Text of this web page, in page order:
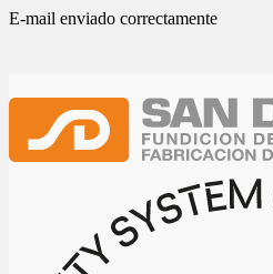
E-mail enviado correctamente